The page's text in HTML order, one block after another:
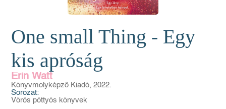
One small Thing - Egy
kis apróság
Erin Watt
Könyvmolyképző Kiadó, 2022.
Sorozat:
Vörös pöttyös könyvek